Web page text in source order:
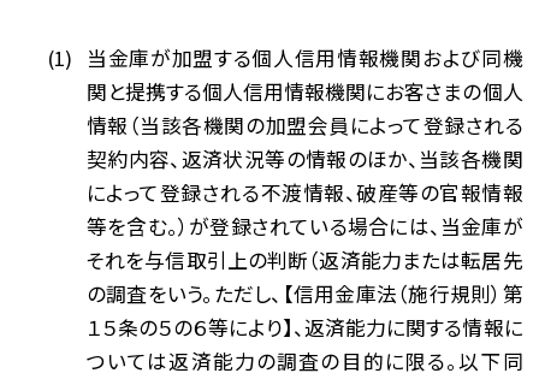
当金庫が加盟する個人信用情報機関および同機
関と提携する個人信用情報機関にお客さまの個人
情報（当該各機関の加盟会員によって登録される
契約内容、返済状況等の情報のほか、当該各機関
によって登録される不渡情報、破産等の官報情報
等を含む。）が登録されている場合には、当金庫が
それを与信取引上の判断（返済能力または転居先
の調査をいう。ただし、【信用金庫法（施行規則）第
１５条の５の６等により】、返済能力に関する情報に
ついては返済能力の調査の目的に限る。以下同